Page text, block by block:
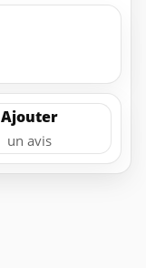
Ajouter
un avis